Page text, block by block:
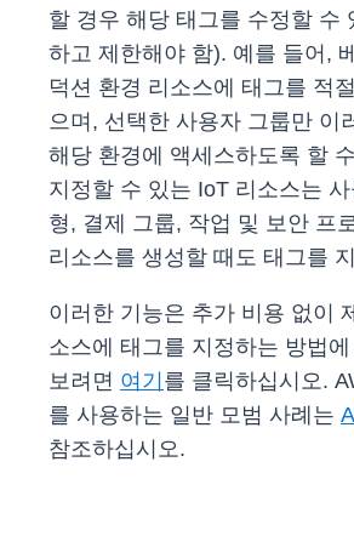
할 경우 해당 태그를 수정할 수
하고 제한해야 함). 예를 들어,
덕션 환경 리소스에 태그를 적
으며, 선택한 사용자 그룹만 이
해당 환경에 액세스하도록 할
지정할 수 있는 IoT 리소스는
형, 결제 그룹, 작업 및 보안 프
리소스를 생성할 때도 태그를
이러한 기능은 추가 비용 없이
소스에 태그를 지정하는 방법
보려면 여기 를 클릭하십시오.
를 사용하는 일반 모범 사례는
참조하십시오.